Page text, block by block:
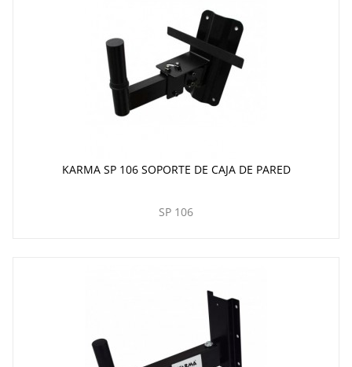
KARMA SP 106 SOPORTE DE CAJA DE PARED
SP 106